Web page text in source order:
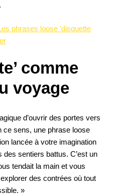
phrases loose 'disquette
comme
voyage
d’ouvrir des portes vers
ce sens, une phrase loose
lancée à votre imagination
des sentiers battus. C’est un
tendait la main et vous
des contrées où tout
»